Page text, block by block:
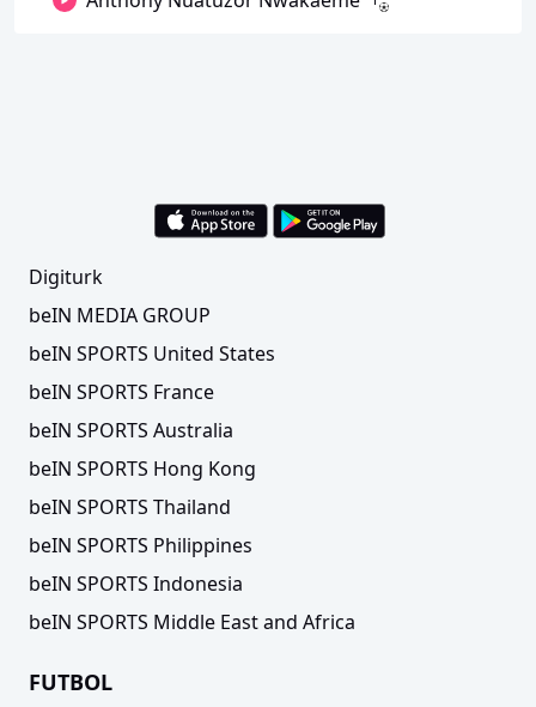
Digiturk
beIN MEDIA GROUP
beIN SPORTS United States
beIN SPORTS France
beIN SPORTS Australia
beIN SPORTS Hong Kong
beIN SPORTS Thailand
beIN SPORTS Philippines
beIN SPORTS Indonesia
beIN SPORTS Middle East and Africa
FUTBOL